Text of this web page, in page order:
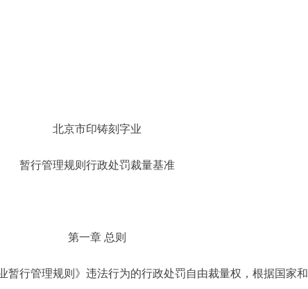
北京市印铸刻字业
暂行管理规则行政处罚裁量基准
第一章 总则
暂行管理规则》违法行为的行政处罚自由裁量权，根据国家和